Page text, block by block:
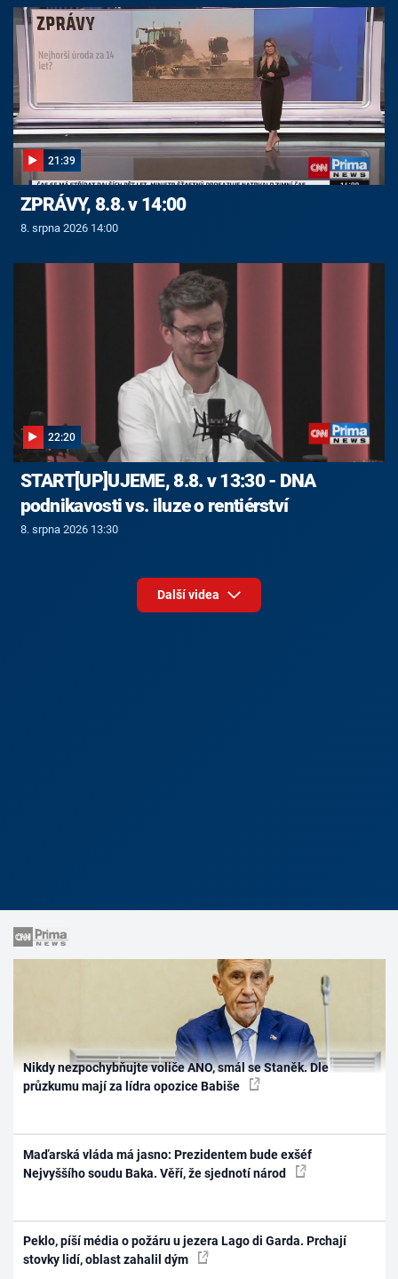
21:39
ZPRÁVY, 8.8. v 14:00
8. srpna 2026 14:00
22:20
START[UP]UJEME, 8.8. v 13:30 - DNA
podnikavosti vs. iluze o rentiérství
8. srpna 2026 13:30
Další videa
Nikdy nezpochybňujte voliče ANO, smál se Staněk. Dle
průzkumu mají za lídra opozice Babiše
Maďarská vláda má jasno: Prezidentem bude exšéf
Nejvyššího soudu Baka. Věří, že sjednotí národ
Peklo, píší média o požáru u jezera Lago di Garda. Prchají
stovky lidí, oblast zahalil dým